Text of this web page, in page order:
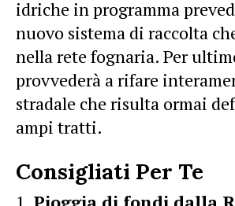
idriche in programma
nuovo sistema di raccolta
nella rete fognaria. Per
provvederà a rifare
stradale che risulta ormai
ampi tratti.
Consigliati Per Te